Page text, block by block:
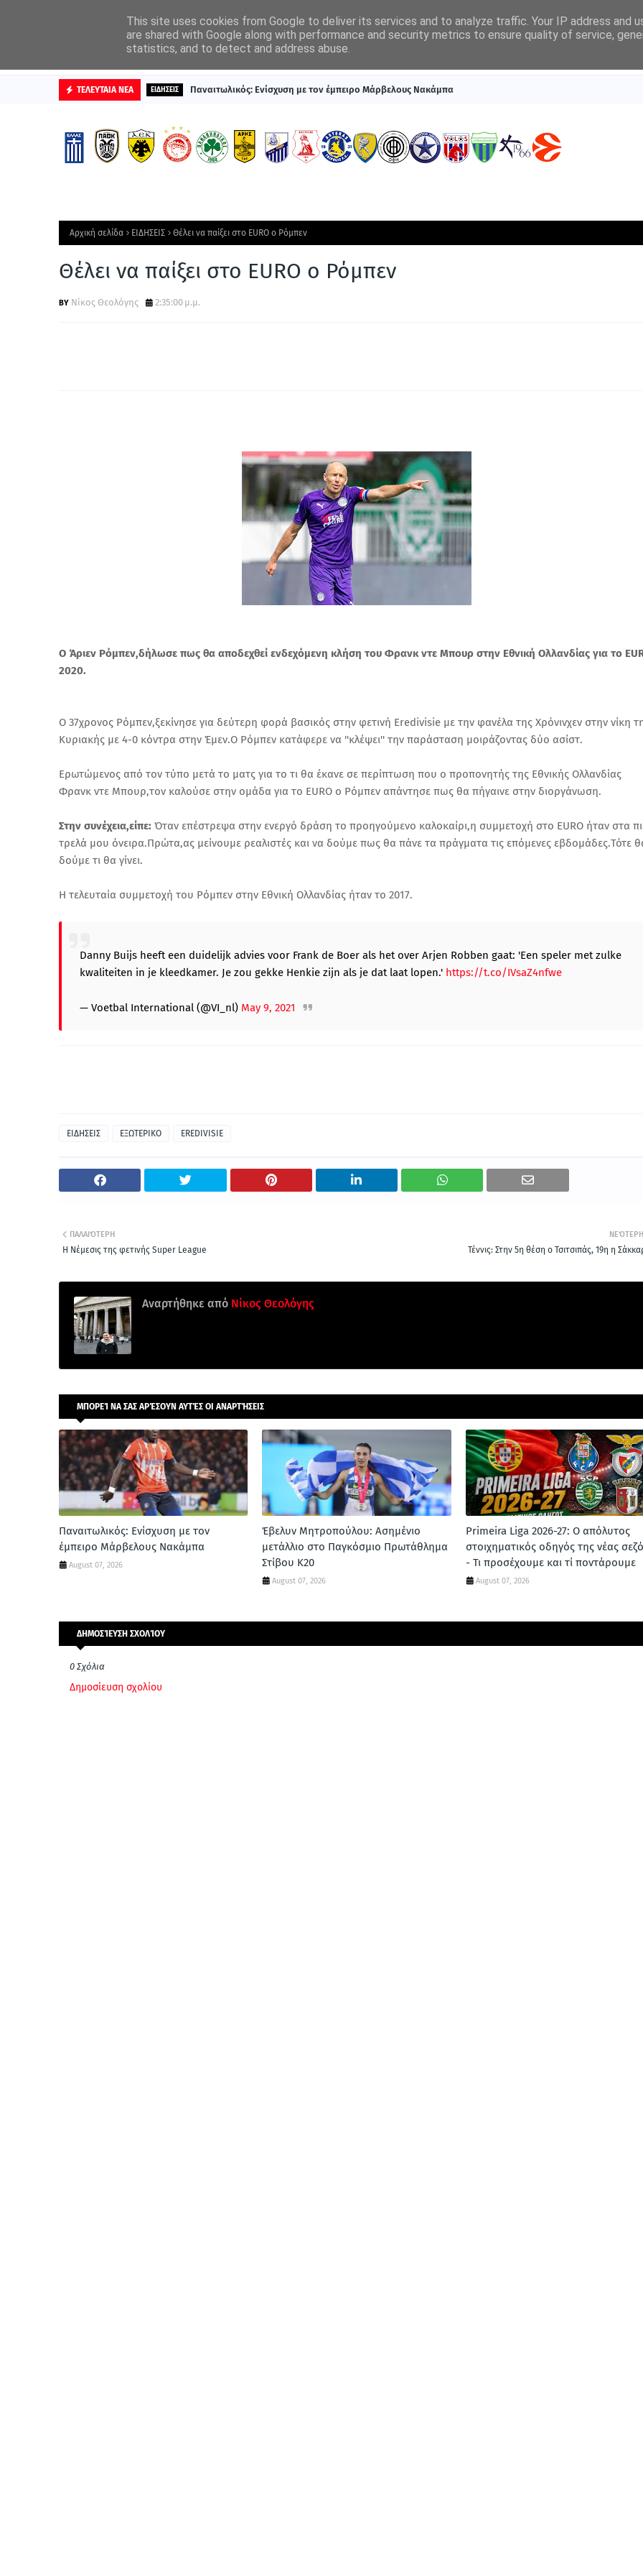
ΒΑΘΜΟΛΟΓΙΕΣ ΠΡΩΤΟΣΕΛΙΔΑ
ΤΕΛΕΥΤΑΙΑ ΝΕΑ ΕΙΔΗΣΕΙΣ Παναιτωλικός: Ενίσχυση με τον έμπειρο Μάρβελους Νακάμπα
Αρχική σελίδα ΕΙΔΗΣΕΙΣ Θέλει να παίξει στο EURO ο Ρόμπεν
Θέλει να παίξει στο EURO ο Ρόμπεν
Νίκος Θεολόγης 2:35:00 μ.μ.
Ο Άριεν Ρόμπεν,δήλωσε πως θα αποδεχθεί ενδεχόμενη κλήση του Φρανκ ντε Μπουρ στην Εθνική Ολλανδίας για το
2020.
O 37χρονος Ρόμπεν,ξεκίνησε για δεύτερη φορά βασικός στην φετινή Eredivisie με την φανέλα της Χρόνινχεν στην νίκη
Κυριακής με 4-0 κόντρα στην Έμεν.Ο Ρόμπεν κατάφερε να ''κλέψει'' την παράσταση μοιράζοντας δύο ασίστ.
Ερωτώμενος από τον τύπο μετά το ματς για το τι θα έκανε σε περίπτωση που ο προπονητής της Εθνικής Ολλανδίας
Φρανκ ντε Μπουρ,τον καλούσε στην ομάδα για το EURO ο Ρόμπεν απάντησε πως θα πήγαινε στην διοργάνωση.
Στην συνέχεια,είπε: Όταν επέστρεψα στην ενεργό δράση το προηγούμενο καλοκαίρι,η συμμετοχή στο EURO ήταν στα
τρελά μου όνειρα.Πρώτα,ας μείνουμε ρεαλιστές και να δούμε πως θα πάνε τα πράγματα τις επόμενες εβδομάδες.Τότε
δούμε τι θα γίνει.
Η τελευταία συμμετοχή του Ρόμπεν στην Εθνική Ολλανδίας ήταν το 2017.
Danny Buijs heeft een duidelijk advies voor Frank de Boer als het over Arjen Robben gaat: 'Een speler met zulke
kwaliteiten in je kleedkamer. Je zou gekke Henkie zijn als je dat laat lopen.' https://t.co/IVsaZ4nfwe
— Voetbal International (@VI_nl) May 9, 2021
ΕΙΔΗΣΕΙΣ ΕΞΩΤΕΡΙΚΟ EREDIVISIE
ΝΕΌΤΕΡΗ
Τέννις: Στην 5η θέση ο Τσιτσιπάς, 19η η
ΠΑΛΑΙΌΤΕΡΗ
H Nέμεσις της φετινής Super League
Αναρτήθηκε από Νίκος Θεολόγης
ΜΠΟΡΕΊ ΝΑ ΣΑΣ ΑΡΈΣΟΥΝ ΑΥΤΈΣ ΟΙ ΑΝΑΡΤΉΣΕΙΣ
Παναιτωλικός: Ενίσχυση με τον
έμπειρο Μάρβελους Νακάμπα
August 07, 2026
Έβελυν Μητροπούλου: Ασημένιο
μετάλλιο στο Παγκόσμιο Πρωτάθλημα
Στίβου Κ20
August 07, 2026
Primeira Liga 2026-27: Ο απόλυτος
στοιχηματικός οδηγός της νέας
- Τι προσέχουμε και τί ποντάρουμε
August 07, 2026
ΔΗΜΟΣΊΕΥΣΗ ΣΧΟΛΊΟΥ
0 Σχόλια
Δημοσίευση σχολίου
This site uses cookies from Google to deliver its services and to analyze traffic. Your IP address and
are shared with Google along with performance and security metrics to ensure quality of service,
statistics, and to detect and address abuse.